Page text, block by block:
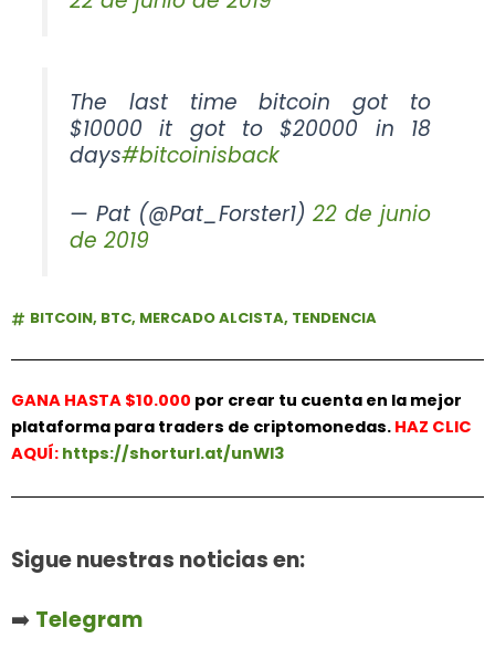
The last time bitcoin got to
$10000 it got to $20000 in 18
days#bitcoinisback
— Pat (@Pat_Forster1) 22 de junio
de 2019
BITCOIN, BTC, MERCADO ALCISTA, TENDENCIA
GANA HASTA $10.000 por crear tu cuenta en la mejor
plataforma para traders de criptomonedas. HAZ CLIC
AQUÍ: https://shorturl.at/unWl3
Sigue nuestras noticias en:
➡️ Telegram